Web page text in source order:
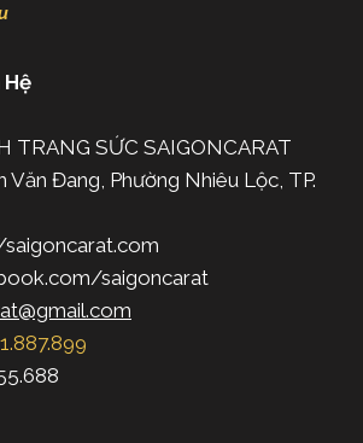
TRANG SỨC SAIGONCARAT
Đang, Phường Nhiêu Lộc, TP.
saigoncarat